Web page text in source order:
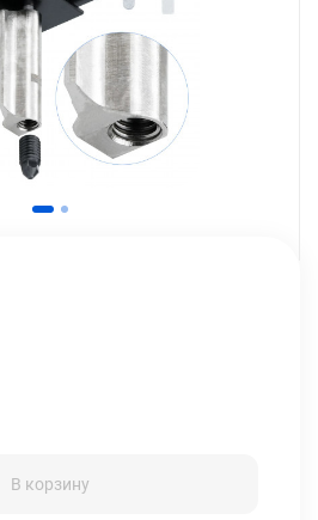
В корзину